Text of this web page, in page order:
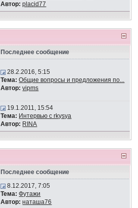
Автор: placid77
Последнее сообщение
28.2.2016, 5:15
Тема: Общие вопросы и предложения по...
Автор: vipms
19.1.2011, 15:54
Тема: Интервью с rkysya
Автор: RINA
Последнее сообщение
8.12.2017, 7:05
Тема: Футажи
Автор: наташа76